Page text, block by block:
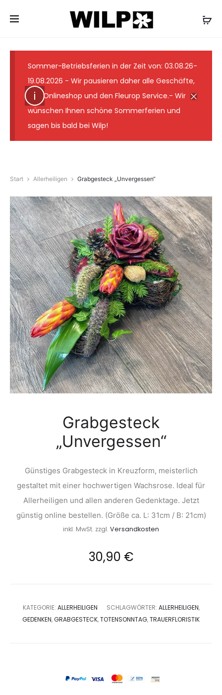
✓ Lieferung wie abgebildet ✓ Floristmeister seit 1931
✓ Günstige Versandkosten ✓ 7-Tage-
Sommer-Betriebsferien in der Zeit von: 03.08.26-
19.08.2026 - Wir pausieren daher alle Geschäfte,
den Onlineshop und den Fleurop Service.- Wir
wünschen Ihnen schöne Sommerferien und
sagen bis bald bei Wilp!
Start Allerheiligen Grabgesteck „Unvergessen“
Grabgesteck
„Unvergessen“
Günstiges Grabgesteck in Kreuzform, meisterlich
gestaltet mit einer hochwertigen Wachsrose. Ideal für
Allerheiligen und allen anderen Gedenktage. Jetzt
günstig online bestellen. (Größe ca. L: 31cm / B: 21cm)
inkl. MwSt. zzgl. Versandkosten
30,90 €
KATEGORIE: ALLERHEILIGEN SCHLAGWÖRTER: ALLERHEILIGEN,
GEDENKEN,GRABGESTECK,TOTENSONNTAG,TRAUERFLORISTIK